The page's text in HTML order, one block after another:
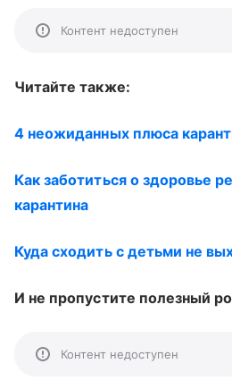
Контент недоступен
Читайте также:
4 неожиданных плюса
Как заботиться о здоровье
карантина
Куда сходить с детьми не
И не пропустите полезный
Контент недоступен